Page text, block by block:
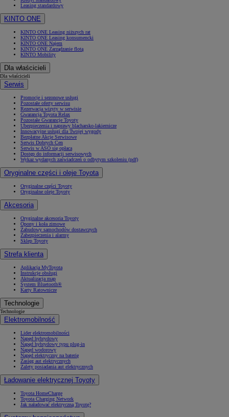
Leasing standardowy
KINTO ONE
KINTO ONE Leasing niższych rat
KINTO ONE Leasing konsumencki
KINTO ONE Najem
KINTO ONE Zarządzanie flotą
KINTO Mobility
Dla właścicieli
Dla właścicieli
Serwis
Promocje i sezonowe usługi
Pozostałe oferty serwisu
Rezerwacja wizyty w serwisie
Gwarancja Toyota Relax
Pozostałe Gwarancje Toyoty
Ubezpieczenia i naprawy blacharsko-lakiernicze
Innowacyjne usługi dla Twojej wygody
Bezpłatne Akcje Serwisowe
Serwis Dobrych Cen
Serwis w ASO się opłaca
Dostęp do informacji serwisowych
Wykaz wydanych zaświadczeń o odbytym szkoleniu (pdf)
Oryginalne części i oleje Toyota
Oryginalne części Toyoty
Oryginalne oleje Toyoty
Akcesoria
Oryginalne akcesoria Toyoty
Opony i koła zimowe
Zabudowy samochodów dostawczych
Zabezpieczenia i alarmy
Sklep Toyoty
Strefa klienta
Aplikacja MyToyota
Instrukcje obsługi
Aktualizacja map
System Bluetooth®
Karty Ratownicze
Technologie
Technologie
Elektromobilność
Lider elektromobilności
Napęd hybrydowy
Napęd hybrydowy typu plug-in
Napęd wodorowy
Napęd elektryczny na baterię
Zasięg aut elektrycznych
Zalety posiadania aut elektrycznych
Ładowanie elektrycznej Toyoty
Toyota HomeCharge
Toyota Charging Network
Jak naładować elektryczną Toyotę?